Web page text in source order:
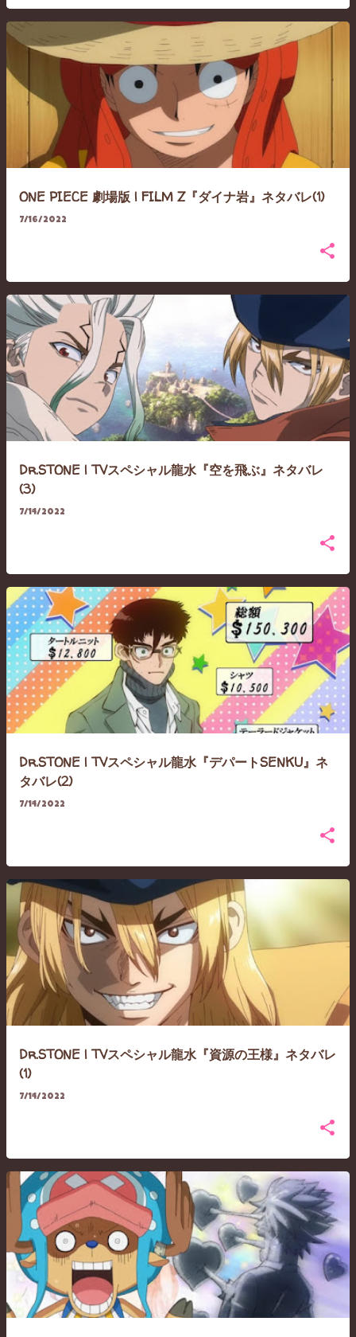
ONE PIECE 劇場版 | FILM Z『ダイナ岩』ネタバレ(1)
7/16/2022
Dr.STONE | TVスペシャル龍水『空を飛ぶ』ネタバレ
(3)
7/14/2022
Dr.STONE | TVスペシャル龍水『デパートSENKU』ネ
タバレ(2)
7/14/2022
Dr.STONE | TVスペシャル龍水『資源の王様』ネタバレ
(1)
7/14/2022